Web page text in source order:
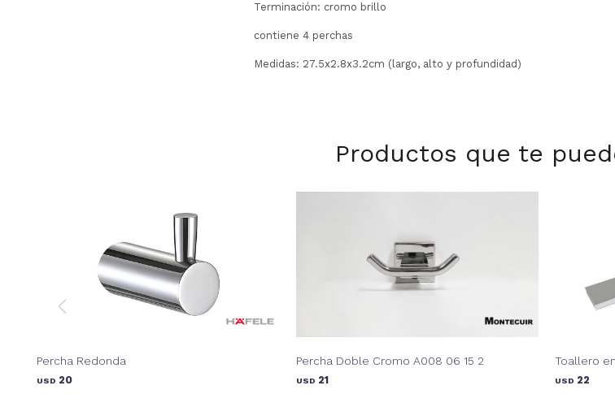
Terminación: cromo brillo
contiene 4 perchas
Medidas: 27.5x2.8x3.2cm (largo, alto y profundidad)
Productos que te
Percha Redonda
USD 20
Percha Doble Cromo A008 06 15 2
USD 21
Toallero
USD 22